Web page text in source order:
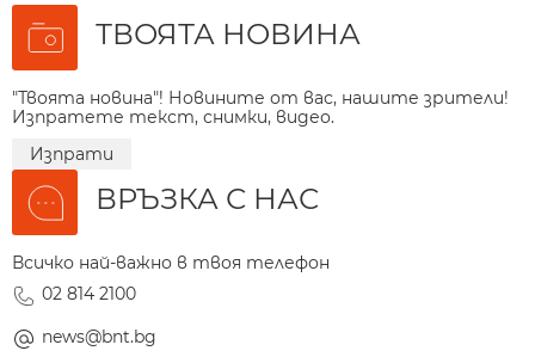
ТВОЯТА НОВИНА
"Твоята новина"! Новините от вас, нашите зрители!
Изпратете текст, снимки, видео.
Изпрати
ВРЪЗКА С НАС
Всичко най-важно в твоя телефон
02 814 2100
news@bnt.bg